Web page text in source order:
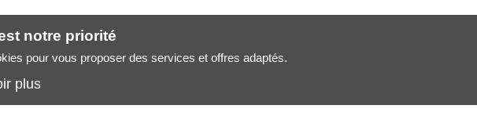
notre priorité
pour vous proposer des services et offres adaptés.
plus